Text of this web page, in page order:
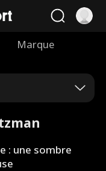
Marque
: une sombre